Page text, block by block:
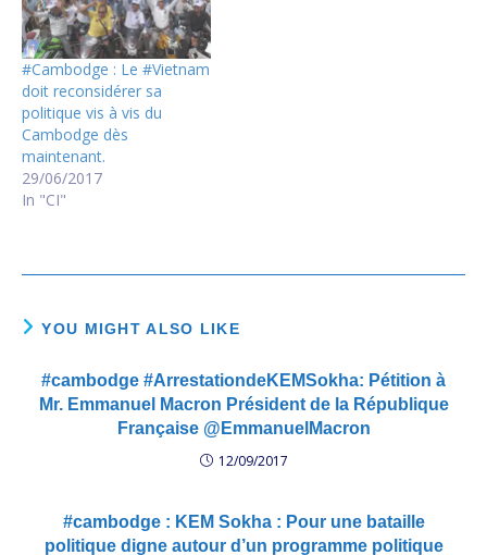
#Cambodge : Le #Vietnam
doit reconsidérer sa
politique vis à vis du
Cambodge dès
maintenant.
29/06/2017
In "CI"
YOU MIGHT ALSO LIKE
#cambodge #ArrestationdeKEMSokha: Pétition à
Mr. Emmanuel Macron Président de la République
Française @EmmanuelMacron
12/09/2017
#cambodge : KEM Sokha : Pour une bataille
politique digne autour d’un programme politique